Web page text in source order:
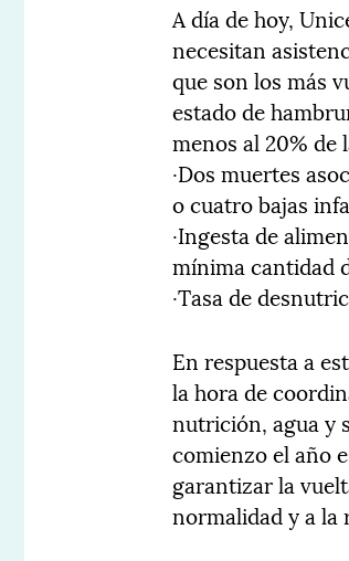
A día de hoy,
necesitan
que son los más
estado de
menos al 20% de
·Dos muertes
o cuatro bajas
·Ingesta de
mínima cantidad
·Tasa de
En respuesta a
la hora de
nutrición, agua y
comienzo el año
garantizar la
normalidad y a la